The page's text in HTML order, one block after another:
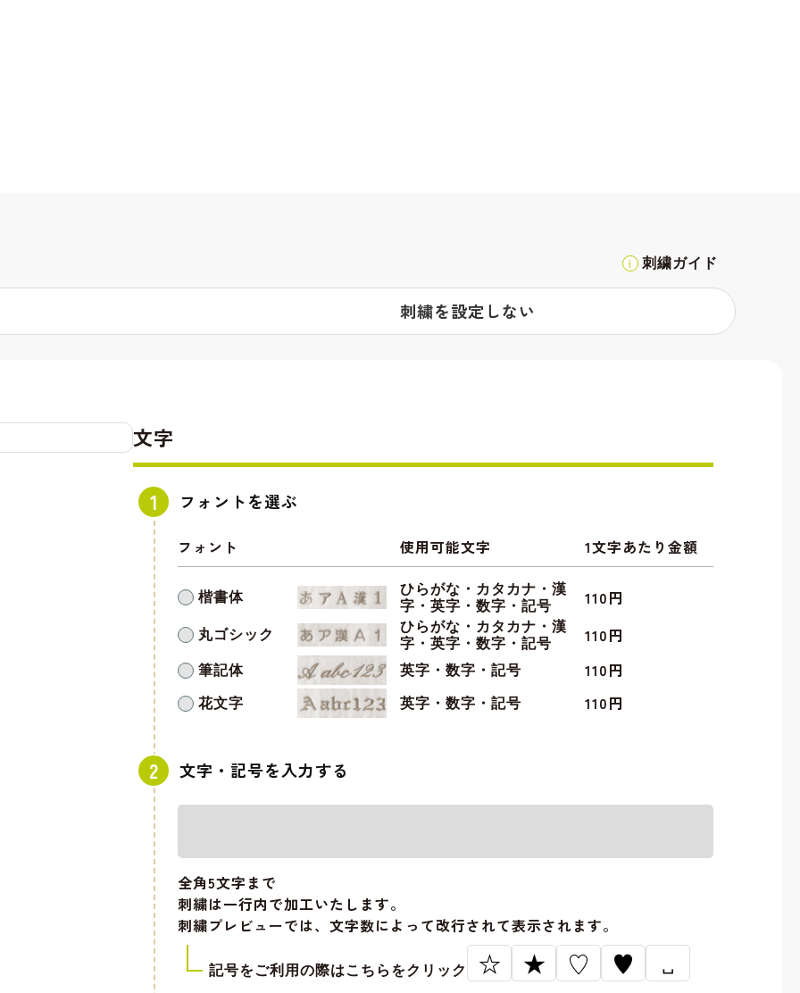
刺繍ガイド
刺繍を設定しない
文字
フォントを選ぶ
フォント 使用可能文字 1文字あたり金額
楷書体
ひらがな・カタカナ・漢
字・英字・数字・記号
110円
丸ゴシック
ひらがな・カタカナ・漢
字・英字・数字・記号
110円
筆記体 英字・数字・記号 110円
花文字 英字・数字・記号 110円
文字・記号を入力する
全角5文字 まで
刺繍は一行内で加工いたします。
刺繍プレビューでは、文字数によって改行されて表示されます。
記号をご利用の際はこちらをクリック ☆ ★ ♡ ♥ ␣